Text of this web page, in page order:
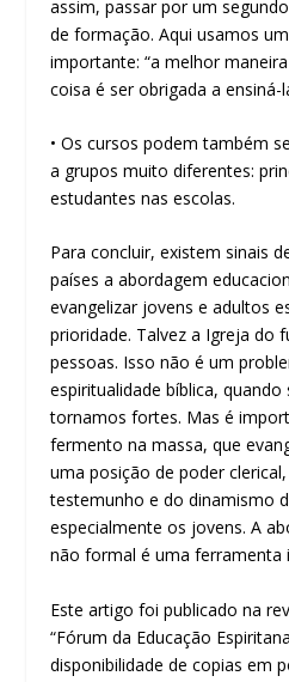
assim, passar por um
de formação. Aqui usamos
importante: “a melhor
coisa é ser obrigada a ensiná-
• Os cursos podem também
a grupos muito diferentes:
estudantes nas escolas.
Para concluir, existem sinais
países a abordagem
evangelizar jovens e adultos
prioridade. Talvez a Igreja do
pessoas. Isso não é um
espiritualidade bíblica,
tornamos fortes. Mas é
fermento na massa, que
uma posição de poder
testemunho e do dinamismo
especialmente os jovens. A
não formal é uma ferramenta
Este artigo foi publicado na
“Fórum da Educação
disponibilidade de copias em